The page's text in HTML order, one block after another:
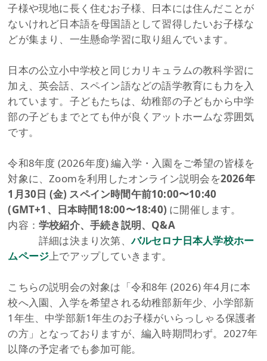
子様や現地に長く住むお子様、日本には住んだことが
ないけれど日本語を母国語として習得したいお子様な
どが集まり、一生懸命学習に取り組んでいます。
日本の公立小中学校と同じカリキュラムの教科学習に
加え、英会話、スペイン語などの語学教育にも力を入
れています。子どもたちは、幼稚部の子どもから中学
部の子どもまでとても仲が良くアットホームな雰囲気
です。
令和8年度 (2026年度) 編入学・入園をご希望の皆様を
対象に、Zoomを利用したオンライン説明会を2026年
1月30日 (金) スペイン時間午前10:00〜10:40
(GMT+1、日本時間18:00〜18:40) に開催します。
内容：学校紹介、手続き説明、Q&A
詳細は決まり次第、バルセロナ日本人学校ホー
ムページ上でアップしていきます。
​こちらの説明会の対象は「令和8年 (2026) 年4月に本
校へ入園、入学を希望される幼稚部新年少、小学部新
1年生、中学部新1年生のお子様がいらっしゃる保護者
の方」となっておりますが、編入時期問わず。2027年
以降の予定者でも参加可能。